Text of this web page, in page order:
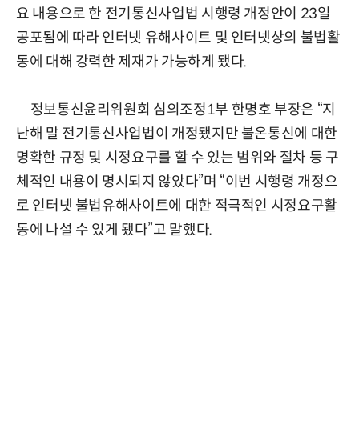
요 내용으로 한 전기통신사업법 시행령 개정안이 23일
공포됨에 따라 인터넷 유해사이트 및 인터넷상의 불법활
동에 대해 강력한 제재가 가능하게 됐다.
정보통신윤리위원회 심의조정1부 한명호 부장은 “지
난해 말 전기통신사업법이 개정됐지만 불온통신에 대한
명확한 규정 및 시정요구를 할 수 있는 범위와 절차 등 구
체적인 내용이 명시되지 않았다”며 “이번 시행령 개정으
로 인터넷 불법유해사이트에 대한 적극적인 시정요구활
동에 나설 수 있게 됐다”고 말했다.